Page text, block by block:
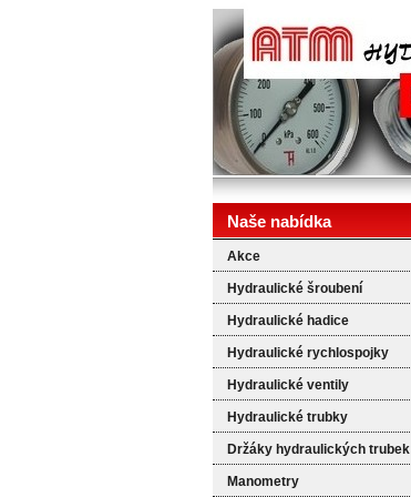
Naše nabídka
Akce
Hydraulické šroubení
Hydraulické hadice
Hydraulické rychlospojky
Hydraulické ventily
Hydraulické trubky
Držáky hydraulických trubek
Manometry